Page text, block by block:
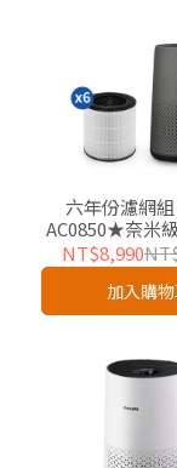
六年份濾網
AC0850★奈米
(FY0910/30-6)-
屬優惠
NT$8,990
加入購